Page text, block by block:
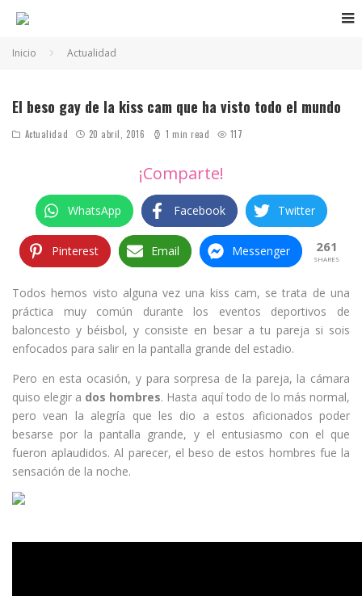
Inicio Actualidad
El beso gay de la kiss cam que ha visto todo el mundo
Actualidad 20 abril, 2016 1 min read 117
¡Comparte!
WhatsApp Facebook Twitter
Pinterest Email Messenger 261
SHARES
Todos hemos visto alguna vez una kiss cam, se trata de una
práctica muy común durante los eventos deportivos de
baloncesto y béisbol, y consiste en besar a tu pareja si sois
enfocados para salir en la pantalla grande del estadio.
Pero en esta ocasión, y para sorpresa de la pareja, la cámara
quiso elegir a dos hombres. Hasta aquí todo de lo más normal,
pero vean la alegría que les dio a estos aficionados poder
besarse por la pantalla grande, y el entusiasmo con el que
fueron aplaudidos. Al parecer, el beso de estos hombres fue la
sensación de la noche.